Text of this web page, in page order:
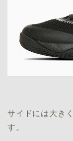
サイドには大き
す。